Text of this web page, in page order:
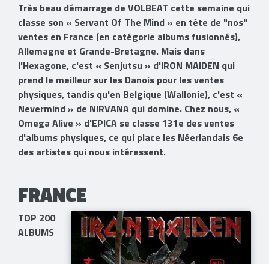
Très beau démarrage de VOLBEAT cette semaine qui
classe son « Servant Of The Mind » en tête de "nos"
ventes en France (en catégorie albums fusionnés),
Allemagne et Grande-Bretagne. Mais dans
l'Hexagone, c'est « Senjutsu » d'IRON MAIDEN qui
prend le meilleur sur les Danois pour les ventes
physiques, tandis qu'en Belgique (Wallonie), c'est «
Nevermind » de NIRVANA qui domine. Chez nous, «
Omega Alive » d'EPICA se classe 131e des ventes
d'albums physiques, ce qui place les Néerlandais 6e
des artistes qui nous intéressent.
FRANCE​
TOP 200
ALBUMS